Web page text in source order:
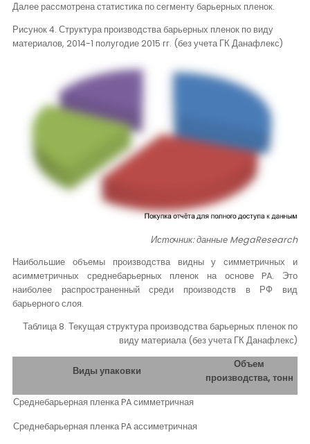
Далее рассмотрена статистика по сегменту барьерных пленок.
Рисунок 4. Структура производства барьерных пленок по виду
материалов, 2014-1 полугодие 2015 гг. (без учета ГК Данафлекс)
Источник: данные MegaResearch
Наибольшие объемы производства видны у симметричных и
асимметричных среднебарьерных пленок на основеPA. Это
наиболее распространенный среди производств в РФ вид
барьерного слоя.
Таблица 8. Текущая структура производства барьерных пленок по
виду материала (без учета ГК Данафлекс)
Виды упаковки
Объем
производства, тонн
Среднебарьерная пленка PA симметричная
Среднебарьерная пленка PA ассиметричная